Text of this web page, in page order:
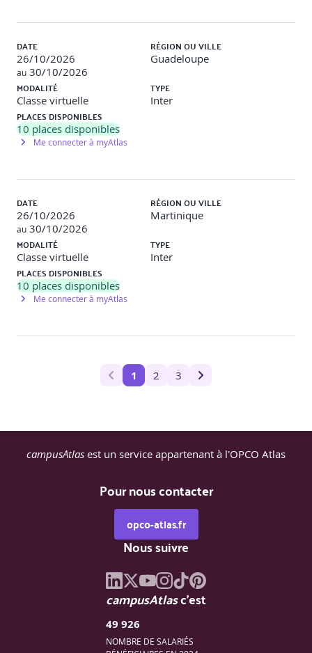
DATE
26/10/2026
au 30/10/2026
RÉGION OU VILLE
Guadeloupe
MODALITÉ
Classe virtuelle
TYPE
Inter
PLACES DISPONIBLES
10 places disponibles
Me connecter à myAtlas
DATE
26/10/2026
au 30/10/2026
RÉGION OU VILLE
Martinique
MODALITÉ
Classe virtuelle
TYPE
Inter
PLACES DISPONIBLES
10 places disponibles
Me connecter à myAtlas
1 2 3
campusAtlas est un service appartenant à l'OPCO Atlas
Pour nous contacter
opco-atlas.fr
Nous suivre
campusAtlasc'est
49 926
NOMBRE DE SALARIÉS